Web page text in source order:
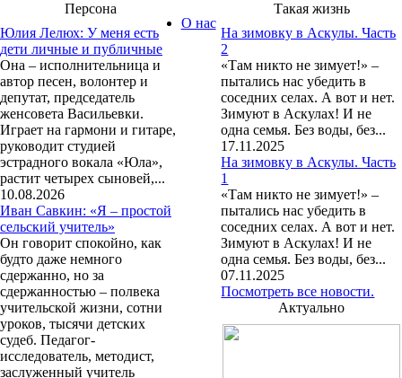
Персона
Юлия Лелюх: У меня есть
дети личные и публичные
Она – исполнительница и
автор песен, волонтер и
депутат, председатель
женсовета Васильевки.
Играет на гармони и гитаре,
руководит студией
эстрадного вокала «Юла»,
растит четырех сыновей,...
10.08.2026
Иван Савкин: «Я – простой
сельский учитель»
Он говорит спокойно, как
будто даже немного
сдержанно, но за
сдержанностью – полвека
учительской жизни, сотни
уроков, тысячи детских
судеб. Педагог-
исследователь, методист,
заслуженный учитель
Такая жизнь
На зимовку в Аскулы. Часть
2
«Там никто не зимует!» –
пытались нас убедить в
соседних селах. А вот и нет.
Зимуют в Аскулах! И не
одна семья. Без воды, без...
17.11.2025
На зимовку в Аскулы. Часть
1
«Там никто не зимует!» –
пытались нас убедить в
соседних селах. А вот и нет.
Зимуют в Аскулах! И не
одна семья. Без воды, без...
07.11.2025
Посмотреть все новости.
Актуально
О нас